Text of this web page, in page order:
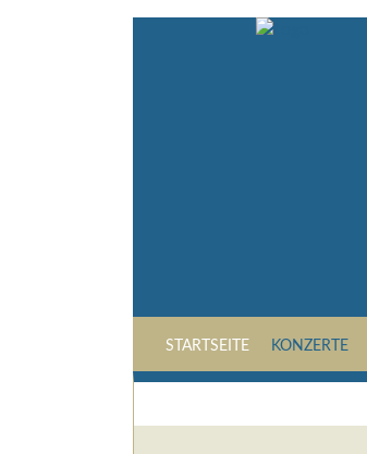
STARTSEITE KONZERTE